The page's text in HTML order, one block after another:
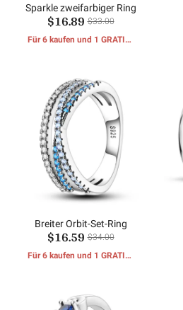
Sparkle zweifarbiger Ring
$16.89 $33.00
Für 6 kaufen und 1 GRATIS-
Breiter Orbit-Set-Ring
$16.59 $34.00
Für 6 kaufen und 1 GRATIS-